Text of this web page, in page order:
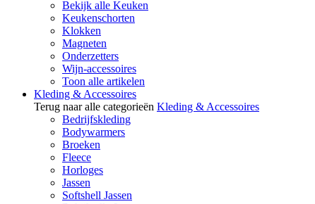
Bekijk alle Keuken
Keukenschorten
Klokken
Magneten
Onderzetters
Wijn-accessoires
Toon alle artikelen
Kleding & Accessoires
Terug naar alle categorieën Kleding & Accessoires
Bedrijfskleding
Bodywarmers
Broeken
Fleece
Horloges
Jassen
Softshell Jassen